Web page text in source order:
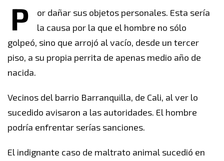
P
or dañar sus objetos personales. Esta sería
la causa por la que el hombre no sólo
golpeó, sino que arrojó al vacío, desde un tercer
piso, a su propia perrita de apenas medio año de
nacida.
Vecinos del barrio Barranquilla, de Cali, al ver lo
sucedido avisaron a las autoridades. El hombre
podría enfrentar serías sanciones.
El indignante caso de maltrato animal sucedió en